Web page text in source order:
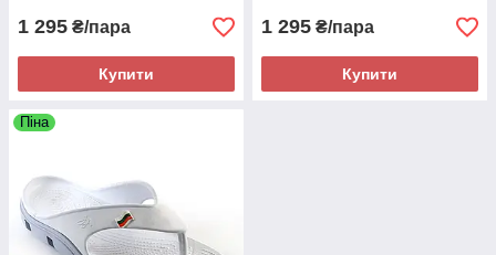
1 295 ₴/пара
Купити
1 295 ₴/пара
Купити
Піна